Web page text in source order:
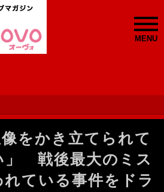
MENU
をかき立てられて
」 戦後最大のミス
ている事件をドラ